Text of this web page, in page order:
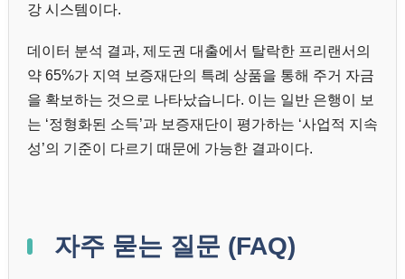
강 시스템이다.
데이터 분석 결과, 제도권 대출에서 탈락한 프리랜서의
약 65%가 지역 보증재단의 특례 상품을 통해 주거 자금
을 확보하는 것으로 나타났습니다. 이는 일반 은행이 보
는 ‘정형화된 소득’과 보증재단이 평가하는 ‘사업적 지속
성’의 기준이 다르기 때문에 가능한 결과이다.
자주 묻는 질문 (FAQ)